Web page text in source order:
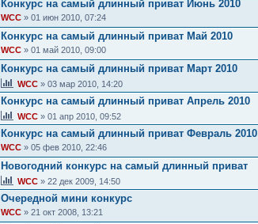
Конкурс на самый длинный приват Июнь 2010
WCC » 01 июн 2010, 07:24
Конкурс на самый длинный приват Май 2010
WCC » 01 май 2010, 09:00
Конкурс на самый длинный приват Март 2010
WCC » 03 мар 2010, 14:20
Конкурс на самый длинный приват Апрель 2010
WCC » 01 апр 2010, 09:52
Конкурс на самый длинный приват Февраль 2010
WCC » 05 фев 2010, 22:46
Новогодний конкурс на самый длинный приват
WCC » 22 дек 2009, 14:50
Очередной мини конкурс
WCC » 21 окт 2008, 13:21